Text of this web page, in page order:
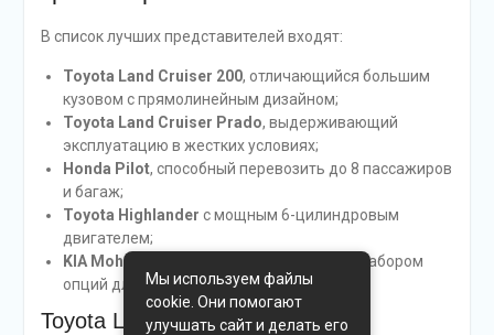
В список лучших представителей входят:
Toyota Land Cruiser 200, отличающийся большим
кузовом с прямолинейным дизайном;
Toyota Land Cruiser Prado, выдерживающий
эксплуатацию в жестких условиях;
Honda Pilot, способный перевозить до 8 пассажиров
и багаж;
Toyota Highlander с мощным 6-цилиндровым
двигателем;
KIA Mohave
, оснащенный расширенным набором
опций для повышения проходимости.
Toyota Land Cruiser 200
Мы используем файлы
cookie. Они помогают
улучшать сайт и делать его